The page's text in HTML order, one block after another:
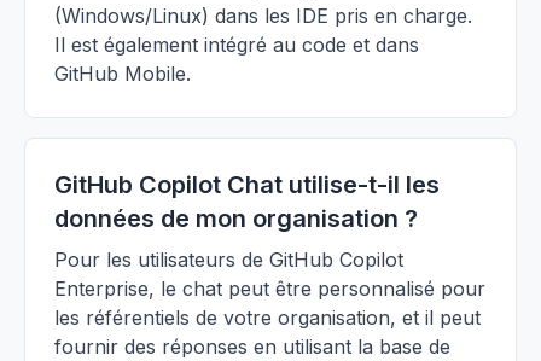
(Windows/Linux) dans les IDE pris en charge.
Il est également intégré au code et dans
GitHub Mobile.
GitHub Copilot Chat utilise-t-il les
données de mon organisation ?
Pour les utilisateurs de GitHub Copilot
Enterprise, le chat peut être personnalisé pour
les référentiels de votre organisation, et il peut
fournir des réponses en utilisant la base de